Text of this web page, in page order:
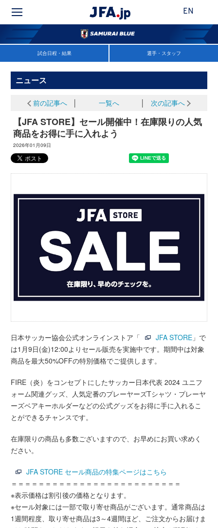
EN
試合日程・結果 選手・スタッフ
ニュース
前の記事へ 一覧へ 次の記事へ
【JFA STORE】セール開催中！在庫限りの人気
商品をお得に手に入れよう
2026年01月09日
日本サッカー協会公式オンラインストア「 JFA STORE 」で
は1月9日(金)12:00よりセール販売を実施中です。期間中は対象
商品を最大50%OFFの特別価格でご提供します。
FIRE（炎）をコンセプトにしたサッカー日本代表 2024 ユニフ
ォーム関連グッズ、人気定番のプレーヤーズTシャツ・プレーヤ
ーズベアキーホルダーなどの公式グッズをお得に手に入れるこ
とができるチャンスです。
在庫限りの商品も多数ございますので、お早めにお買い求めく
ださい。
JFA STORE セール商品の特集ページはこちら
＝＝＝＝＝＝＝＝＝＝＝＝＝＝＝＝＝＝＝＝＝＝＝＝＝
※表示価格は割引後の価格となります。
※セール対象には一部で取り寄せ商品がございます。通常商品は
1週間程度、取り寄せ商品は3～4週間ほど、ご注文からお届けま